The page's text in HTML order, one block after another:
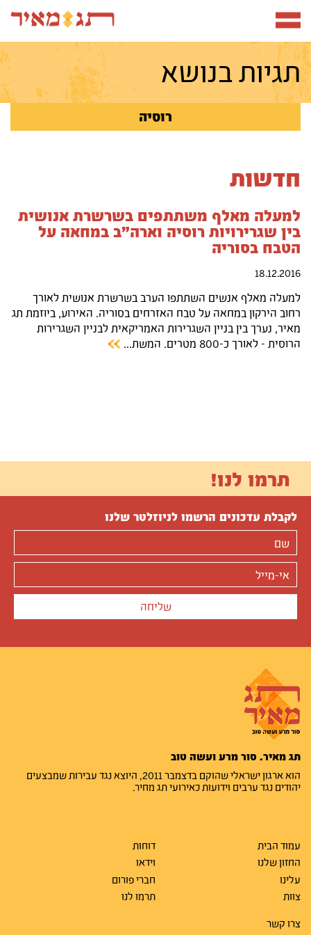
תגיות בנושא
רוסיה
חדשות
למעלה מאלף משתתפים בשרשרת אנושית
בין שגרירויות רוסיה וארה"ב במחאה על
הטבח בסוריה
18.12.2016
למעלה מאלף אנשים השתתפו הערב בשרשרת אנושית לאורך
רחוב הירקון במחאה על טבח האזרחים בסוריה. האירוע, ביוזמת תג
מאיר, נערך בין בניין השגרירות האמריקאית לבניין השגרירות
הרוסית - לאורך כ-800 מטרים. המשת...
תרמו לנו!
לקבלת עדכונים הרשמו לניוזלטר שלנו
תג מאיר. סור מרע ועשה טוב
הוא ארגון ישראלי שהוקם בדצמבר 2011, היוצא נגד עבירות שמבצעים
יהודים נגד ערבים וידועות כאירועי תג מחיר.
עמוד הבית
החזון שלנו
עלינו
צוות
דוחות
וידאו
חברי פורום
תרמו לנו
צרו קשר